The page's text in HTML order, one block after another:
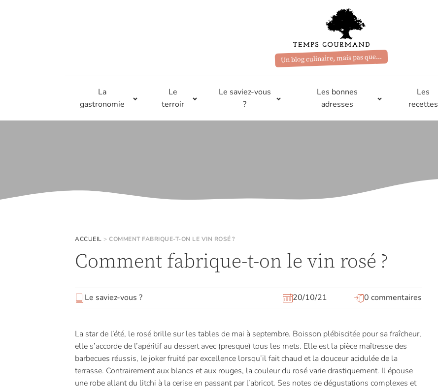
Un blog culinaire, mais pas que...
La
gastronomie
Le
terroir
Le saviez-vous
?
Les bonnes
adresses
Les
recettes
ACCUEIL > COMMENT FABRIQUE-T-ON LE VIN ROSÉ ?
Comment fabrique-t-on le vin rosé ?
Le saviez-vous ? 20/10/21 0 commentaires
La star de l’été, le rosé brille sur les tables de mai à septembre. Boisson plébiscitée pour sa fraîcheur,
elle s’accorde de l’apéritif au dessert avec (presque) tous les mets. Elle est la pièce maîtresse des
barbecues réussis, le joker fruité par excellence lorsqu’il fait chaud et la douceur acidulée de la
terrasse. Contrairement aux blancs et aux rouges, la couleur du rosé varie drastiquement. Il épouse
une robe allant du litchi à la cerise en passant par l’abricot. Ses notes de dégustations complexes et